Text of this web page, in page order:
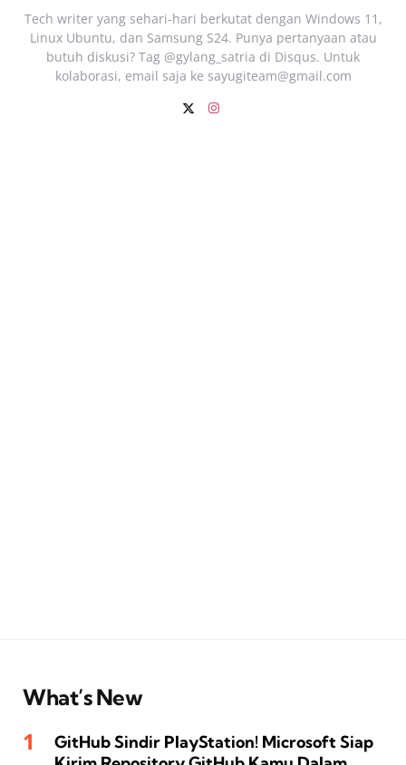
Tech writer yang sehari‑hari berkutat dengan Windows 11,
Linux Ubuntu, dan Samsung S24. Punya pertanyaan atau
butuh diskusi? Tag @gylang_satria di Disqus. Untuk
kolaborasi, email saja ke sayugiteam@gmail.com
What’s New
GitHub Sindir PlayStation! Microsoft Siap